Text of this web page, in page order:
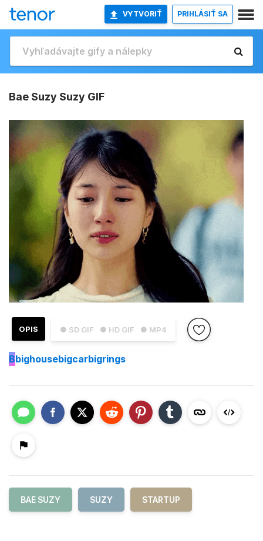
VYTVORIŤ PRIHLÁSIŤ SA
Bae Suzy Suzy GIF
● SD GIF ● HD GIF ● MP4
OPIS
Bbighousebigcarbigrings
BAE SUZY SUZY STARTUP